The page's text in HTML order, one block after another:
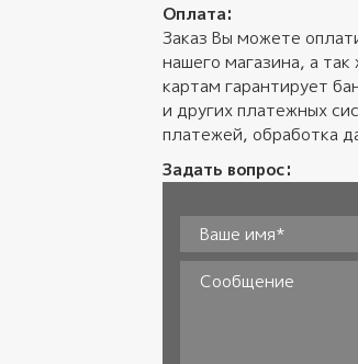
Оплата:
Заказ Вы можете
нашего магазина, а
картам гарантирует
и других платежных
платежей, обработка
Задать вопрос:
Ваше имя**